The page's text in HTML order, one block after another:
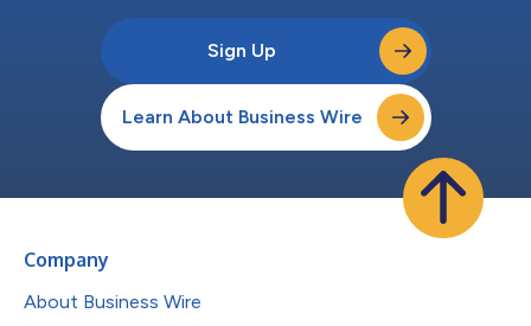
Sign Up
Learn About Business Wire
Company
About Business Wire